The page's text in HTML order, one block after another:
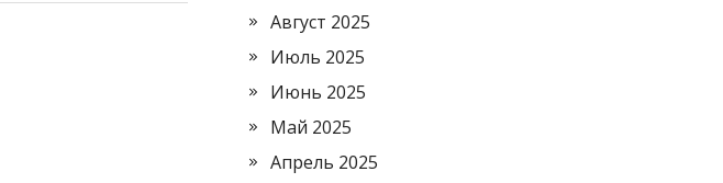
Август 2025
Июль 2025
Июнь 2025
Май 2025
Апрель 2025